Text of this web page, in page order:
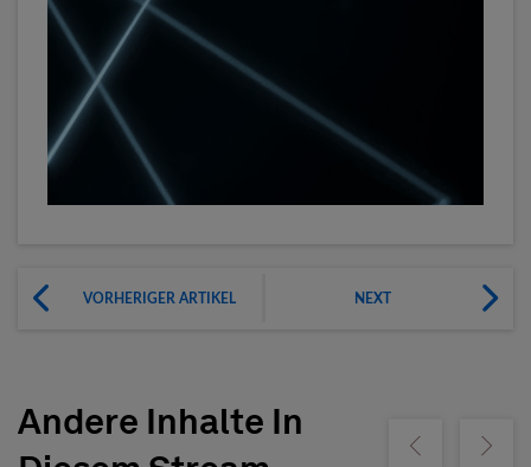
VORHERIGER ARTIKEL NEXT
Andere Inhalte In
Show previousShow